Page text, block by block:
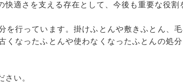
快適さを支える存在として、今後も重要な役割
を行っています。掛けふとんや敷きふとん、
くなったふとんや使わなくなったふとんの処
い。